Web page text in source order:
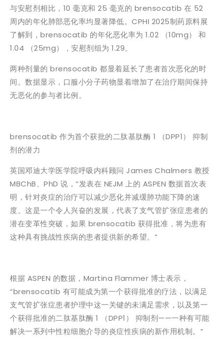
与安慰剂相比，10 毫克和 25 毫克的 brensocatib 在 52
周内的年化肺部恶化率均显著降低。CPHI 2025制药原料展
了解到，brensocatib 的年化恶化率为 1.02 （10mg） 和
1.04 （25mg），安慰剂组为 1.29。
两种剂量的 brensocatib 都显着延长了患者首次恶化的时
间。数据显示，口服小分子药物显着增加了在治疗期间保持
无恶化的参与者比例。
brensocatib 作为首个获批的二肽基肽酶 1 （DPP1） 抑制
剂的潜力
英国邓迪大学医学院呼吸内科顾问 James Chalmers 教授
MBChB、PhD 说，“发表在 NEJM 上的 ASPEN 数据首次表
明，针对炎症的治疗可以减少恶化并减缓肺功能下降的速
度。这是一个令人兴奋的发展，代表了支气管扩张症患者的
潜在变革性突破，如果 brensocatib 获得批准，将为患有
这种具有挑战性疾病的患者提供新的希望。”
根据 ASPEN 的数据，Martina Flammer 博士表示，
“brensocatib 有可能成为第一个获得批准的疗法，以满足
支气管扩张症患者护理中这一关键的未满足需求，以及第一
个获得批准的二肽基肽酶 1 （DPP1） 抑制剂——一种有可能
解决一系列中性粒细胞介导的炎症性疾病的新作用机制。”